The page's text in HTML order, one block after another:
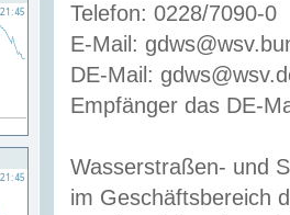
Telefon: 0228/7090-0
E-Mail:
DE-Mail:
Empfänger das DE-
Wasserstraßen- und
im Geschäftsbereich